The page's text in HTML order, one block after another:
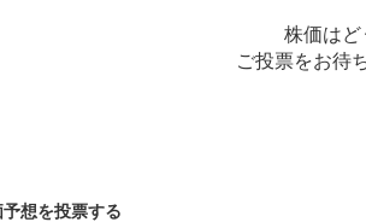
株価はど
ご投票をお待
想を投票する